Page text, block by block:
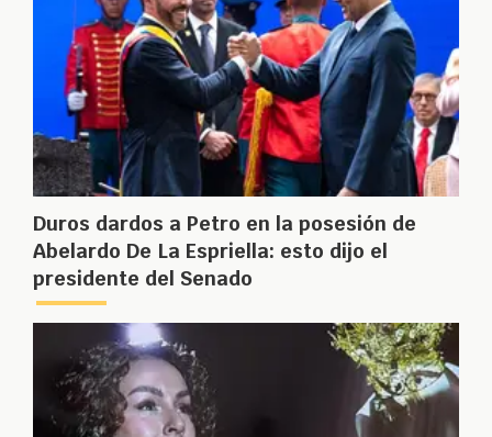
Duros dardos a Petro en la posesión de
Abelardo De La Espriella: esto dijo el
presidente del Senado